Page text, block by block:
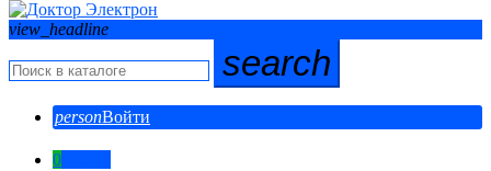
view_headline
search
personВойти
0